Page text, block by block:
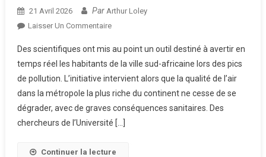
21 Avril 2026 Par Arthur Loley
Laisser Un CommentaireSur
Qui
Veut
Purifier
Johannesburg
Des scientifiques ont mis au point un outil destiné à avertir en
temps réel les habitants de la ville sud-africaine lors des pics
de pollution. L’initiative intervient alors que la qualité de l’air
dans la métropole la plus riche du continent ne cesse de se
dégrader, avec de graves conséquences sanitaires. Des
chercheurs de l’Université […]
Continuer la lecture